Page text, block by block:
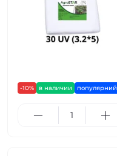
-10% в наличии популярний